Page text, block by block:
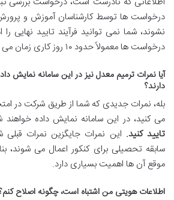
درخواست ها توسط کارشناسان آموزش و
نشوند، شما نمی توانید فرآیند تایید نهایی
درخواست ها معمولاً حدود ۱۰ روز کاری زمان می برد.
آیا نمرات ترمیم معدل نیز در این سامانه نمایش
دارند؟
بله، نمرات جدیدی که شما از طریق شرکت در
می کنید، در این سامانه نمایش داده
تایید کنید. این نمرات جایگزین نمرات
سابقه تحصیلی برای کنکور اعمال می شوند،
موقع آن ها اهمیت بسیاری دارد.
اطلاعات هویتی من اشتباه است، چگونه اصلاح